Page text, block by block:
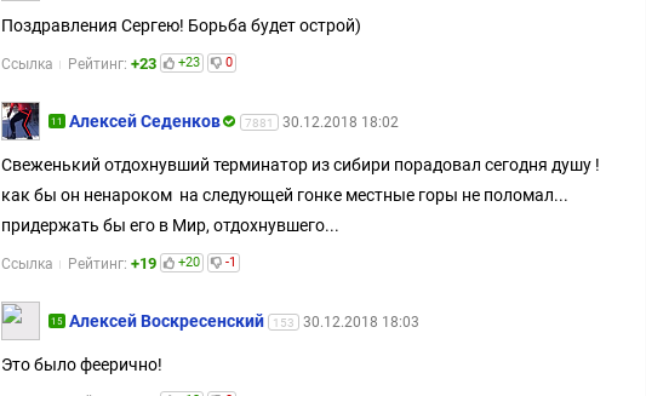
Поздравления Сергею! Борьба будет острой)
Ссылка Рейтинг: +23 +23 0
11 Алексей Седенков 7881 30.12.2018 18:02
Свеженький отдохнувший терминатор из сибири порадовал сегодня душу !
как бы он ненароком на следующей гонке местные горы не поломал...
придержать бы его в Мир, отдохнувшего...
Ссылка Рейтинг: +19 +20 -1
15 Алексей Воскресенский 153 30.12.2018 18:03
Это было феерично!